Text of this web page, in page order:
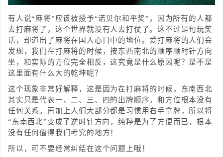
有人说“麻将”应该被授予“诺贝尔和平奖”，因为所有的人都
去打麻将了，这个世界就没有人去打仗了。这不过是句玩笑
话，却道出了麻将在国人心目中的地位。爱打麻将的人们会
发现，我们在打麻将的时候，按东西南北的顺序顺时针方向
坐，和实际的方位完全相反，这究竟是什么原因呢？是不是
这里面有什么大的乾坤呢？
这个现象非常好解释，这是因为在打麻将的时候，东南西北
其实只是代表一、二、三、四的出牌顺序，和方位根本没有
任何关系。再加上人们大部分都是习惯用右手拿牌，所以将
“东南西北”变成了逆时针方向，纯粹是为了方便而已，根本
没有任何值得我们考究的地方！
所以，可不要经常纠结在这个问题上哦！